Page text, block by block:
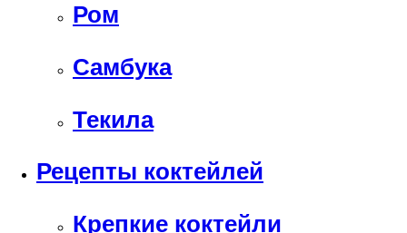
Ром
Самбука
Текила
Рецепты коктейлей
Крепкие коктейли